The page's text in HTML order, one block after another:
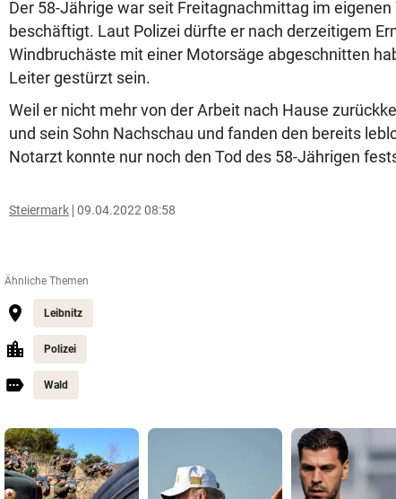
Der 58-Jährige war seit Freitagnachmittag im
beschäftigt. Laut Polizei dürfte er nach derzeitigem
Windbruchäste mit einer Motorsäge abgeschnitten
Leiter gestürzt sein.
Weil er nicht mehr von der Arbeit nach Hause
und sein Sohn Nachschau und fanden den bereits
Notarzt konnte nur noch den Tod des 58-Jährigen
Steiermark 09.04.2022 08:58
Ähnliche Themen
Leibnitz
Polizei
Wald